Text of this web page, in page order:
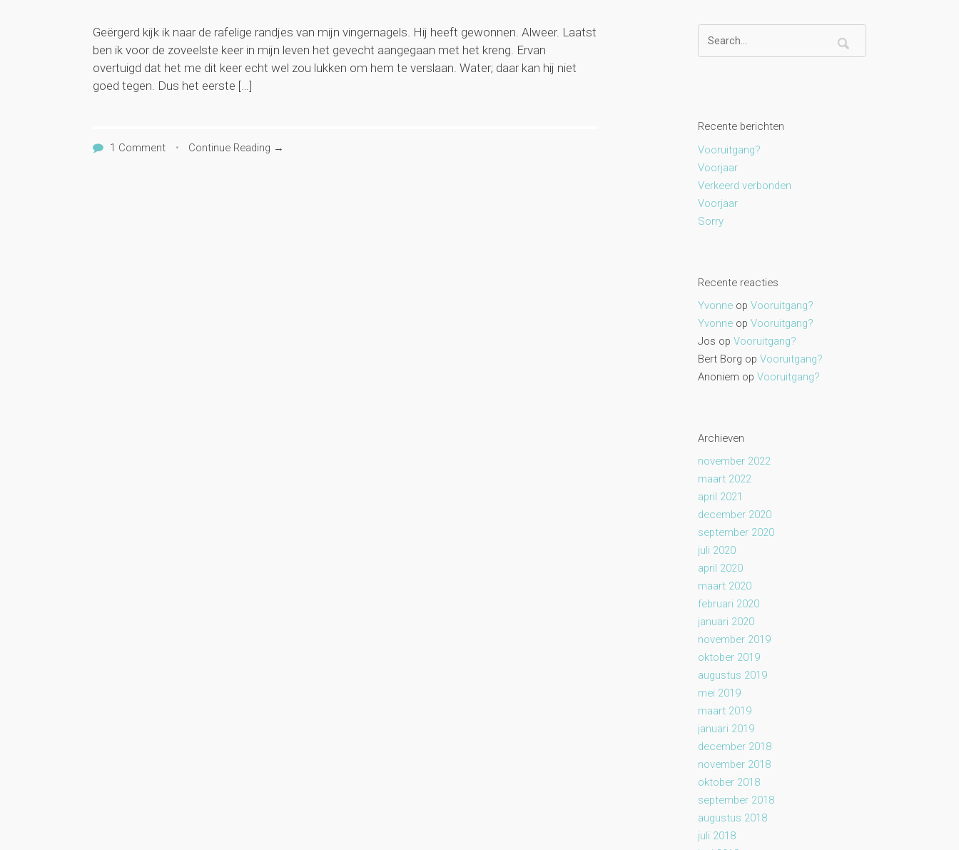
Geërgerd kijk ik naar de rafelige randjes van mijn vingernagels. Hij heeft gewonnen. Alweer. Laatst
ben ik voor de zoveelste keer in mijn leven het gevecht aangegaan met het kreng. Ervan
overtuigd dat het me dit keer echt wel zou lukken om hem te verslaan. Water; daar kan hij niet
goed tegen. Dus het eerste […]
1 Comment • Continue Reading →
Recente berichten
Vooruitgang?
Voorjaar
Verkeerd verbonden
Voorjaar
Sorry
Recente reacties
Yvonne opVooruitgang?
Yvonne opVooruitgang?
Jos opVooruitgang?
Bert Borg opVooruitgang?
Anoniem opVooruitgang?
Archieven
november 2022
maart 2022
april 2021
december 2020
september 2020
juli 2020
april 2020
maart 2020
februari 2020
januari 2020
november 2019
oktober 2019
augustus 2019
mei 2019
maart 2019
januari 2019
december 2018
november 2018
oktober 2018
september 2018
augustus 2018
juli 2018